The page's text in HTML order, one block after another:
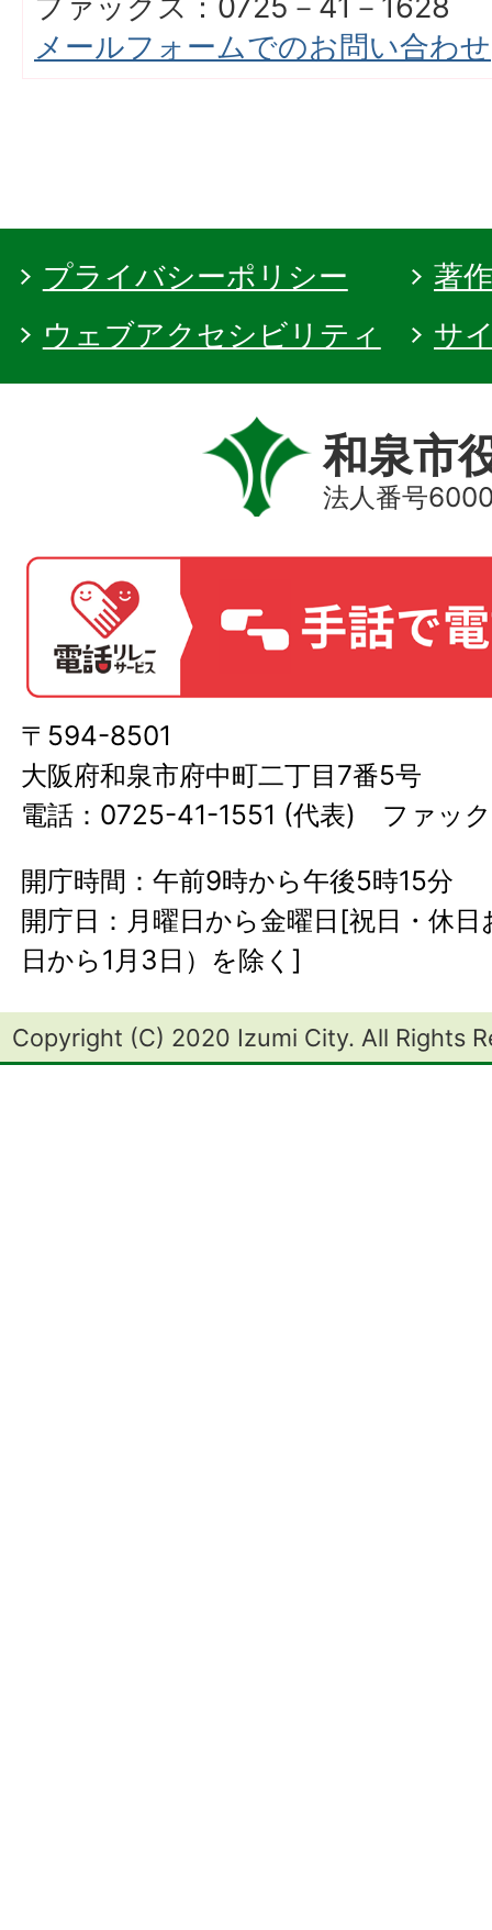
メールフォームでのお問い合わせ
プライバシーポリシー
著
ウェブアクセシビリティ
サ
和泉市
法人番号
〒594-8501
大阪府和泉市府中町二丁目7番5号
電話：0725-41-1551 (代表) ファッ
開庁時間：午前9時から午後5時15分
開庁日：月曜日から金曜日[祝日・休
日から1月3日）を除く]
Copyright (C) 2020 Izumi City. All Rights